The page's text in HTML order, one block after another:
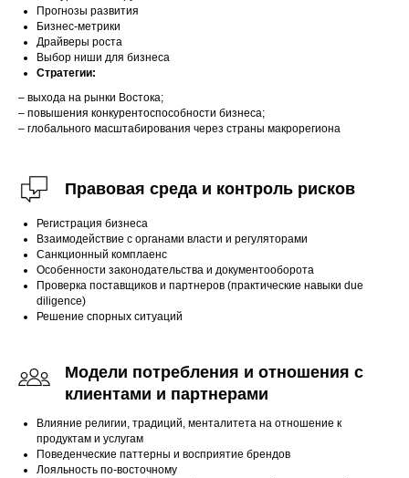
Прогнозы развития
Бизнес-метрики
Драйверы роста
Выбор ниши для бизнеса
Стратегии:
– выхода на рынки Востока;
– повышения конкурентоспособности бизнеса;
– глобального масштабирования через страны макрорегиона
Правовая среда и контроль рисков
Регистрация бизнеса
Взаимодействие с органами власти и регуляторами
Санкционный комплаенс
Особенности законодательства и документооборота
Проверка поставщиков и партнеров (практические навыки due
diligence)
Решение спорных ситуаций
Модели потребления и отношения с
клиентами и партнерами
Влияние религии, традиций, менталитета на отношение к
продуктам и услугам
Поведенческие паттерны и восприятие брендов
Лояльность по-восточному